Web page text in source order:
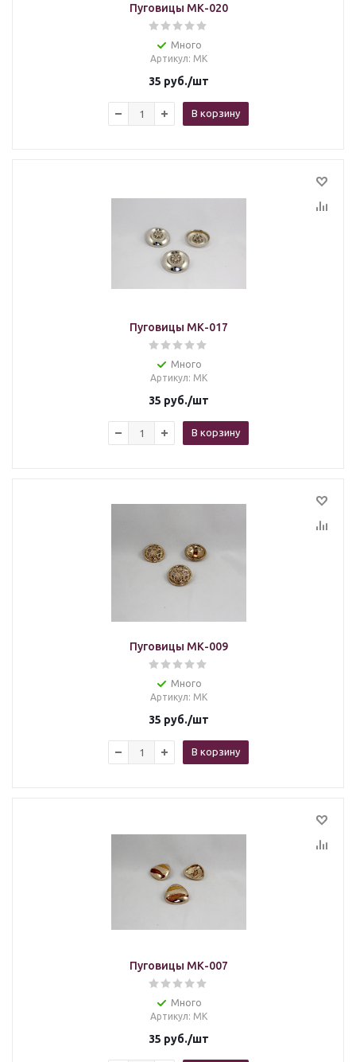
Пуговицы МК-020
Много
Артикул: МК
35 руб./шт
В корзину
Пуговицы МК-017
Много
Артикул: МК
35 руб./шт
В корзину
Пуговицы МК-009
Много
Артикул: МК
35 руб./шт
В корзину
Пуговицы МК-007
Много
Артикул: МК
35 руб./шт